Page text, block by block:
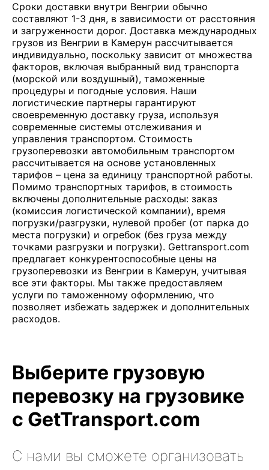
Сроки доставки внутри Венгрии обычно
составляют 1-3 дня, в зависимости от расстояния
и загруженности дорог. Доставка международных
грузов из Венгрии в Камерун рассчитывается
индивидуально, поскольку зависит от множества
факторов, включая выбранный вид транспорта
(морской или воздушный), таможенные
процедуры и погодные условия. Наши
логистические партнеры гарантируют
своевременную доставку груза, используя
современные системы отслеживания и
управления транспортом. Стоимость
грузоперевозки автомобильным транспортом
рассчитывается на основе установленных
тарифов – цена за единицу транспортной работы.
Помимо транспортных тарифов, в стоимость
включены дополнительные расходы: заказ
(комиссия логистической компании), время
погрузки/разгрузки, нулевой пробег (от парка до
места погрузки) и огребок (без груза между
точками разгрузки и погрузки). Gettransport.com
предлагает конкурентоспособные цены на
грузоперевозки из Венгрии в Камерун, учитывая
все эти факторы. Мы также предоставляем
услуги по таможенному оформлению, что
позволяет избежать задержек и дополнительных
расходов.
Выберите грузовую
перевозку на грузовике
с GetTransport.com
С нами вы сможете организовать